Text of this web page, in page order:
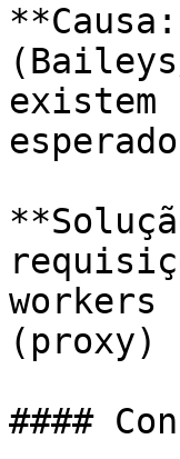
existem
workers
(proxy)
####